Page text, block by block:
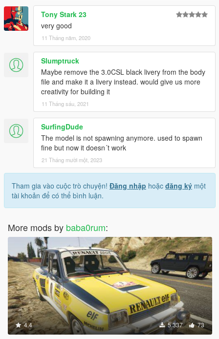
Tony Stark 23
very good
11 Tháng năm, 2020
Slumptruck
Maybe remove the 3.0CSL black livery from the body
file and make it a livery instead. would give us more
creativity for building it
11 Tháng sáu, 2021
SurfingDude
The model is not spawning anymore. used to spawn
fine but now it doesn´t work
21 Tháng mười một, 2023
Tham gia vào cuộc trò chuyện! Đăng nhập hoặc đăng ký một
tài khoản để có thể bình luận.
More mods by baba0rum:
4.4 5.337 73